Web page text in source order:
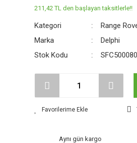
211,42 TL den başlayan taksitlerle!!
Kategori
Range
Marka
Delphi
Stok Kodu
Aynı gün kargo